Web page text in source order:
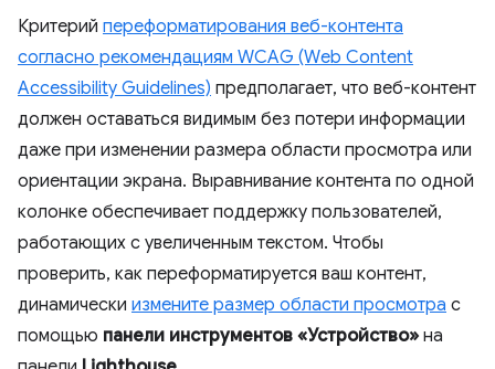
Критерий переформатирования веб-контента
согласно рекомендациям WCAG (Web Content
Accessibility Guidelines) предполагает, что веб-контент
должен оставаться видимым без потери информации
даже при изменении размера области просмотра или
ориентации экрана. Выравнивание контента по одной
колонке обеспечивает поддержку пользователей,
работающих с увеличенным текстом. Чтобы
проверить, как переформатируется ваш контент,
динамически измените размер области просмотра с
помощью панели инструментов «Устройство» на